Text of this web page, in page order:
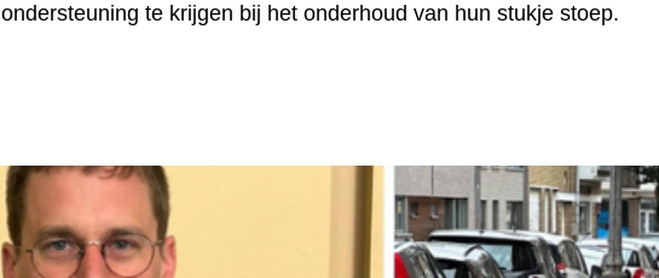
ondersteuning te krijgen bij het onderhoud van hun stukje stoep.